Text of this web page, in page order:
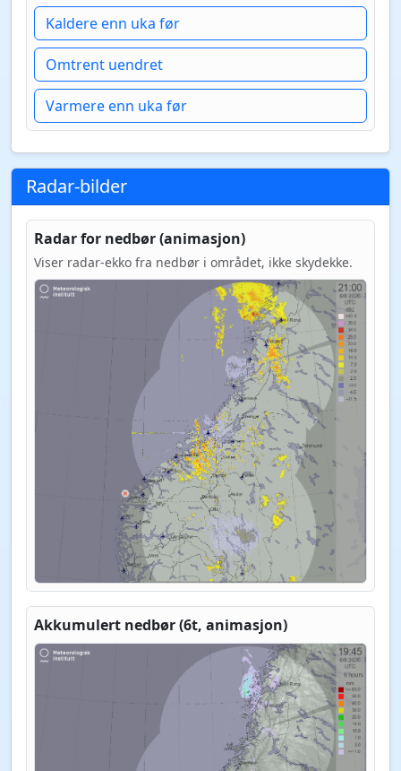
Kaldere enn uka før
Omtrent uendret
Varmere enn uka før
Radar-bilder
Radar for nedbør (animasjon)
Viser radar-ekko fra nedbør i området, ikke skydekke.
Akkumulert nedbør (6t, animasjon)